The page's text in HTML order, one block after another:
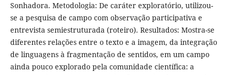
Sonhadora. Metodologia: De caráter exploratório, utilizou-
se a pesquisa de campo com observação participativa e
entrevista semiestruturada (roteiro). Resultados: Mostra-se
diferentes relações entre o texto e a imagem, da integração
de linguagens à fragmentação de sentidos, em um campo
ainda pouco explorado pela comunidade científica: a